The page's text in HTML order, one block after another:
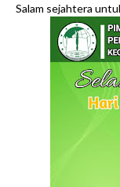
Salam sejahtera